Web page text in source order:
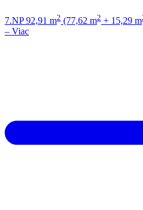
7.NP 92,91 m2 (77,62 m2 + 15,29 m
– Viac